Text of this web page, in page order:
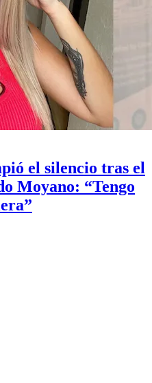
el silencio tras el
Moyano: “Tengo